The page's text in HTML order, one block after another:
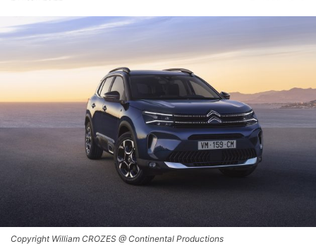
Copyright William CROZES @ Continental Productions